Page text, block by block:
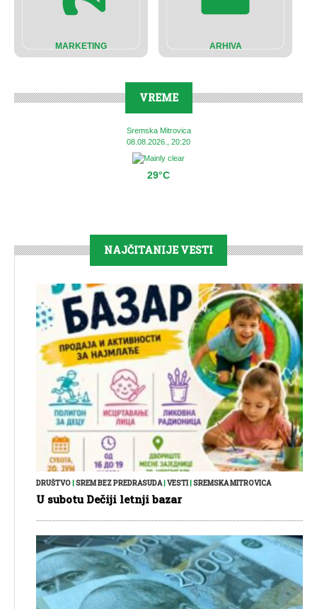
MARKETING ARHIVA
VREME
Sremska Mitrovica
08.08.2026., 20:20
29°C
NAJČITANIJE VESTI
DRUŠTVO SREM BEZ PREDRASUDA| VESTI| SREMSKA MITROVICA
U subotu Dečiji letnji bazar